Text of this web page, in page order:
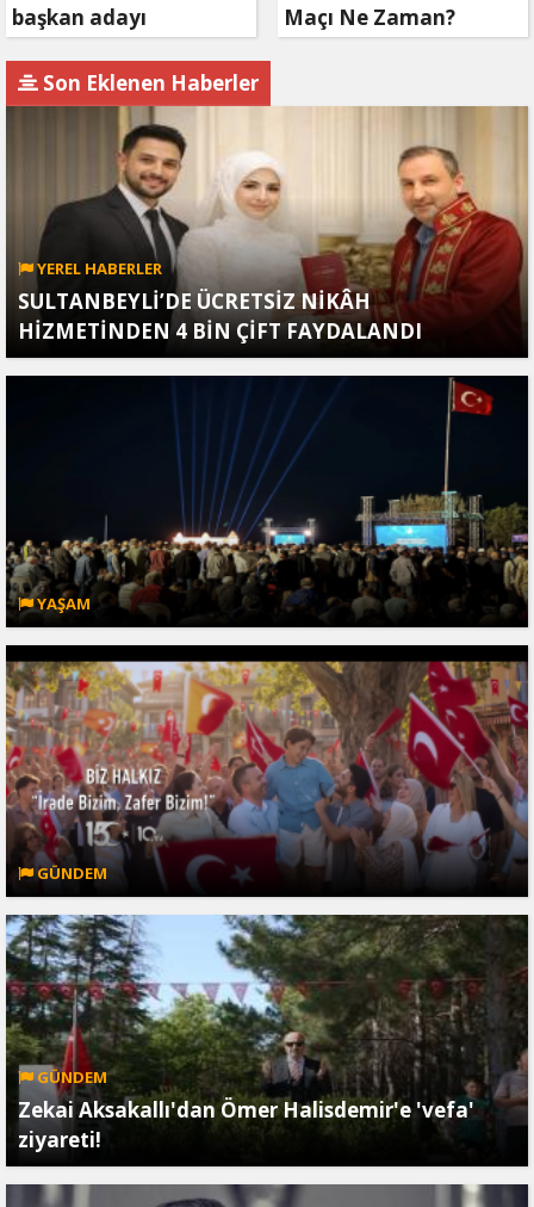
başkan adayı
Maçı Ne Zaman?
Son Eklenen Haberler
YEREL HABERLER
SULTANBEYLİ’DE ÜCRETSİZ NİKÂH
HİZMETİNDEN 4 BİN ÇİFT FAYDALANDI
YAŞAM
GÜNDEM
GÜNDEM
Zekai Aksakallı'dan Ömer Halisdemir'e 'vefa'
ziyareti!